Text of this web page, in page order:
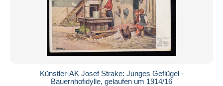
Künstler-AK Josef Strake: Junges Geflügel -
Bauernhofidylle, gelaufen um 1914/16